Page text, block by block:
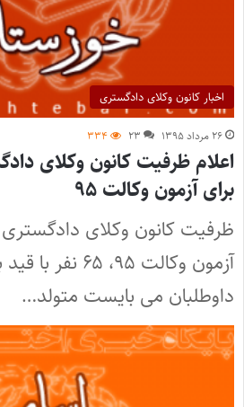
اخبار کانون وکلای دادگستری
۲۶ مرداد ۱۳۹۵ ۲۳ ۳۳۴
اعلام ظرفیت کانون وکلای
برای آزمون وکالت ۹۵
ظرفیت کانون وکلای
آزمون وکالت ۹۵،
داوطلبان می بایست متولد…